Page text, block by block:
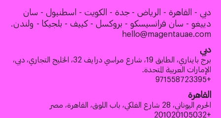
دبي - القاهرة - الرياض - جدة - الكويت - اسطنبول - سان
دييغو - سان فرانسيسكو - بروكسل - كييف - بلجيكا - ولندن.
hello@magentauae.com
دبي
برج بايناري، الطابق 19، شارع مراسي درايف 32، الخليج التجاري، دبي،
الإمارات العربية المتحدة.
+971558723395
القاهرة
الحرم اليوناني، 28 شارع الفلكي، باب اللوق، القاهرة، مصر
+201020105032